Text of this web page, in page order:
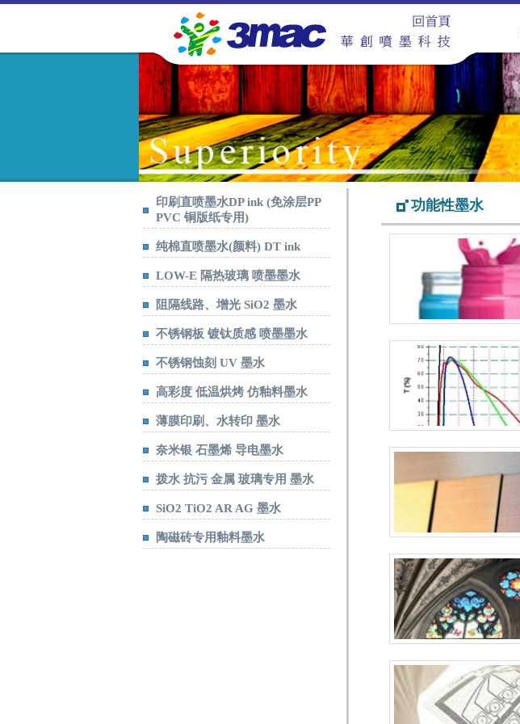
印刷直喷墨水DP ink (免涂层PP
PVC 铜版纸专用)
纯棉直喷墨水(颜料) DT ink
LOW-E 隔热玻璃 喷墨墨水
阻隔线路、增光 SiO2 墨水
不锈钢板 镀钛质感 喷墨墨水
不锈钢蚀刻 UV 墨水
高彩度 低温烘烤 仿釉料墨水
薄膜印刷、水转印 墨水
奈米银 石墨烯 导电墨水
拨水 抗污 金属 玻璃专用 墨水
SiO2 TiO2 AR AG 墨水
陶磁砖专用釉料墨水
功能性墨水